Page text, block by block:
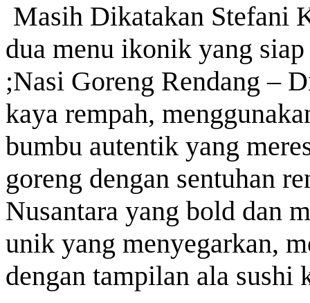
Masih Dikatakan Stefani
dua menu ikonik yang
;Nasi Goreng Rendang –
kaya rempah,
bumbu autentik yang
goreng dengan sentuhan
Nusantara yang bold dan
unik yang menyegarkan,
dengan tampilan ala sushi